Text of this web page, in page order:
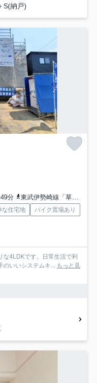
S(納戸)
分
東武伊勢崎線「草加」駅 徒歩42分
な住宅地
バイク置場あり
な4LDKです。日常生活で利
のいいシステムキ... もっと見